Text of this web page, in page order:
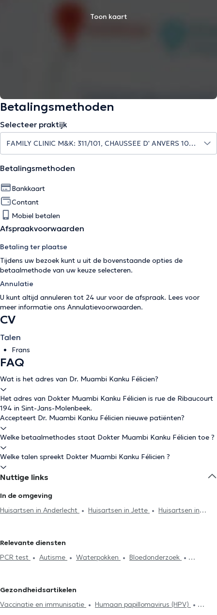
Toon kaart
Betalingsmethoden
Selecteer praktijk
Betalingsmethoden
Bankkaart
Contant
Mobiel betalen
Afspraakvoorwaarden
Betaling ter plaatse
Tijdens uw bezoek kunt u uit de bovenstaande opties de
betaalmethode van uw keuze selecteren.
Annulatie
U kunt altijd annuleren tot 24 uur voor de afspraak. Lees voor
meer informatie ons Annulatievoorwaarden.
CV
Talen
Frans
FAQ
Wat is het adres van Dr. Muambi Kanku Félicien?
Het adres van Dokter Muambi Kanku Félicien is rue de Ribaucourt
194 in Sint-Jans-Molenbeek.
Accepteert Dr. Muambi Kanku Félicien nieuwe patiënten?
Welke betaalmethodes staat Dokter Muambi Kanku Félicien toe ?
Welke talen spreekt Dokter Muambi Kanku Félicien ?
Nuttige links
In de omgeving
Huisartsen in Anderlecht
Huisartsen in Jette
Huisartsen in
Sint-Joost-ten-Node
Evere
Huisartsen in Sint-Agatha-Berchem
Huisartsen in
Huisartsen in Uccle
Huisartsen in Dilbeek
Relevante diensten
PCR test
Autisme Waterpokken
Bloedonderzoek
Glucose Monitoring
Allergiebehandeling
Voedselintolerantietest
Neonatologie
Medisch attest
Gezondheidsartikelen
Vaccinatie en immunisatie
Humaan papillomavirus (HPV)